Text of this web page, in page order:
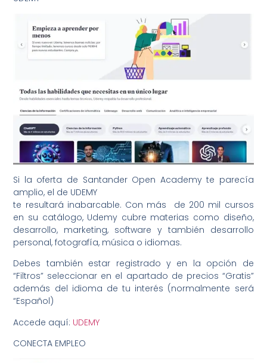
Si la oferta de Santander Open Academy te parecía
amplio, el de UDEMY
te resultará inabarcable. Con más de 200 mil cursos
en su catálogo, Udemy cubre materias como diseño,
desarrollo, marketing, software y también desarrollo
personal, fotografía, música o idiomas.
Debes también estar registrado y en la opción de
“Filtros” seleccionar en el apartado de precios “Gratis”
además del idioma de tu interés (normalmente será
“Español)
Accede aquí: UDEMY
CONECTA EMPLEO